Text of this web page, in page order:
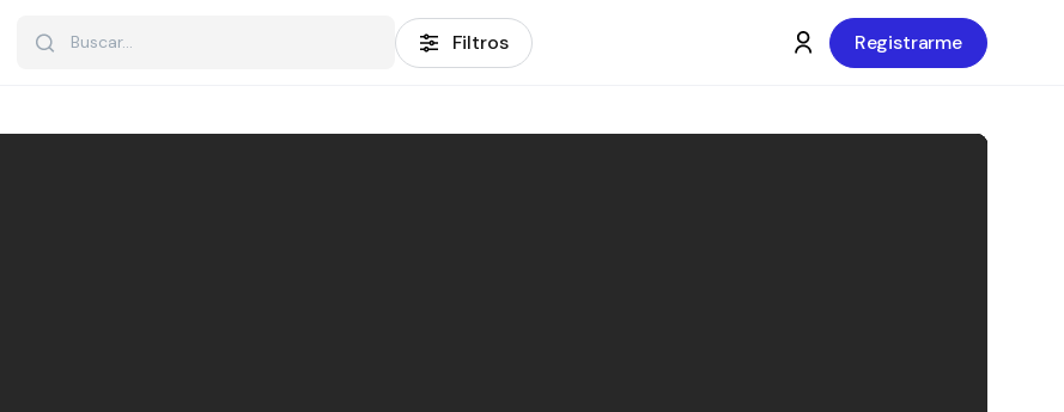
Filtros Registrarme